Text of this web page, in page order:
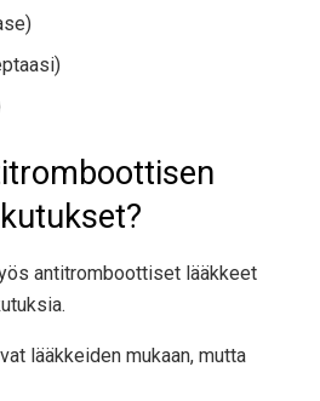
antitromboottiset lääkkeet
lääkkeiden mukaan, mutta